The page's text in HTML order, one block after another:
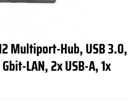
Multiport-Hub, USB 3.0,
LAN, 2x USB-A, 1x